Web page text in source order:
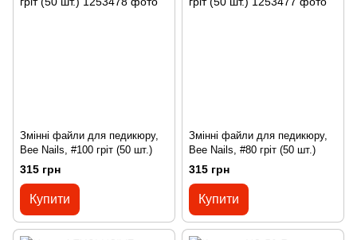
Змінні файли для педикюру,
Bee Nails, #100 гріт (50 шт.)
315 грн
Купити
Змінні файли для педикюру,
Bee Nails, #80 гріт (50 шт.)
315 грн
Купити